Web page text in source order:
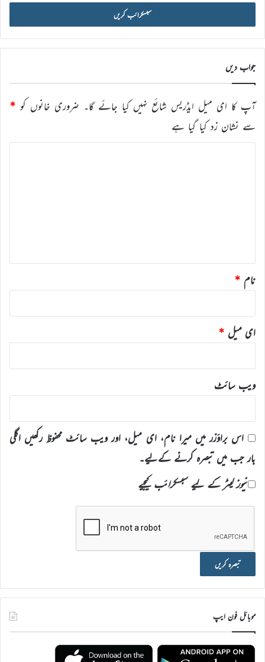
ڈی
درج
کریں
جواب دیں
آپ کا ای میل ایڈریس شائع نہیں کیا جائے گا۔ ضروری خانوں کو *
سے نشان زد کیا گیا ہے
نام *
ای میل *
ویب‌ سائٹ
اس براؤزر میں میرا نام، ای میل، اور ویب سائٹ محفوظ رکھیں اگلی
بار جب میں تبصرہ کرنے کےلیے۔
نیوز لیٹر کے لیے سبسکرائب کیجیے
موبائل فون ایپ